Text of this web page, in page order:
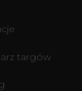
targów